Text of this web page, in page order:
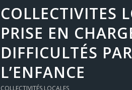
COLLECTIVITES
PRISE EN
DIFFICULTÉS
L’ENFANCE
COLLECTIVITÉS LOCALES